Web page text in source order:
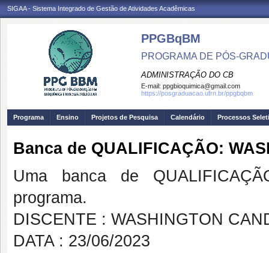
SIGAA - Sistema Integrado de Gestão de Atividades Acadêmicas
PPGBqBM
PROGRAMA DE PÓS-
ADMINISTRAÇÃO DO CB
E-mail: ppgbioquimica@gmail.com
https://posgraduacao.ufrn.br/ppgbqbm
Programa Ensino Projetos de Pesquisa Calendário Processos
Banca de QUALIFICAÇÃO:
Uma banca de
programa.
DISCENTE : WASHINGTON
DATA : 23/06/2023